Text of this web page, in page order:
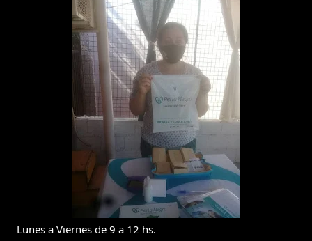
Lunes a Viernes de 9 a 12 hs.